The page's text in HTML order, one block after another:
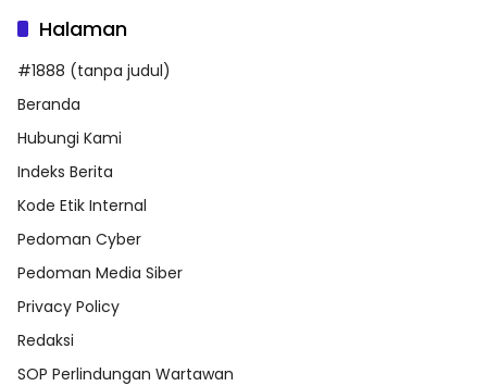
Halaman
#1888 (tanpa judul)
Beranda
Hubungi Kami
Indeks Berita
Kode Etik Internal
Pedoman Cyber
Pedoman Media Siber
Privacy Policy
Redaksi
SOP Perlindungan Wartawan